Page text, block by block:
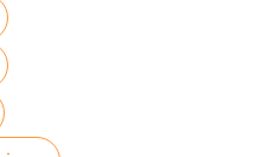
Marrakesch
Marrakesch
in Marrakesch